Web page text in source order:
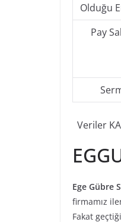
Olduğu
Pay
Veriler
Ege Gübre
firmamız
Fakat